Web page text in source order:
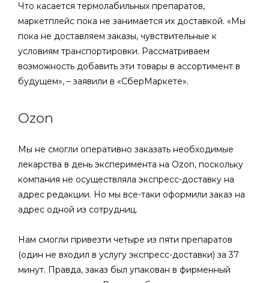
Что касается термолабильных препаратов,
маркетплейс пока не занимается их доставкой. «Мы
пока не доставляем заказы, чувствительные к
условиям транспортировки. Рассматриваем
возможность добавить эти товары в ассортимент в
будущем», – заявили в «СберМаркете».
Ozon
Мы не смогли оперативно заказать необходимые
лекарства в день эксперимента на Ozon, поскольку
компания не осуществляла экспресс-доставку на
адрес редакции. Но мы все-таки оформили заказ на
адрес одной из сотрудниц.
Нам смогли привезти четыре из пяти препаратов
(один не входил в услугу экспресс-доставки) за 37
минут. Правда, заказ был упакован в фирменный